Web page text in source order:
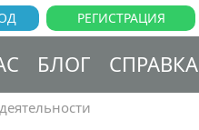
РЕГИСТРАЦИЯ
БЛОГ СПРАВКА